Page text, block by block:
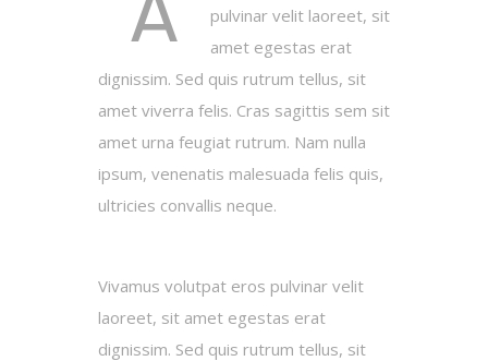
pulvinar velit laoreet, sit
amet egestas erat
dignissim. Sed quis rutrum tellus, sit
amet viverra felis. Cras sagittis sem sit
amet urna feugiat rutrum. Nam nulla
ipsum, venenatis malesuada felis quis,
ultricies convallis neque.
Vivamus volutpat eros pulvinar velit
laoreet, sit amet egestas erat
dignissim. Sed quis rutrum tellus, sit